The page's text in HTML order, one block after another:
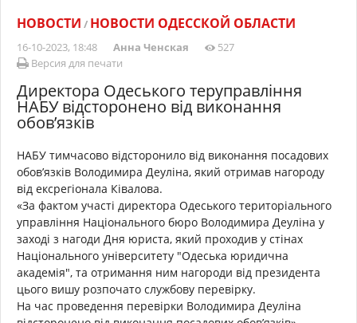
НОВОСТИ / НОВОСТИ ОДЕССКОЙ ОБЛАСТИ
16-10-2023, 18:48 Анна Ченская
527
Версия для печати
Директора Одеського теруправління
НАБУ відсторонено від виконання
обов’язків
НАБУ тимчасово відсторонило від виконання посадових
обов’язків Володимира Деуліна, який отримав нагороду
від ексрегіонала Ківалова.
«За фактом участі директора Одеського територіального
управління Національного бюро Володимира Деуліна у
заході з нагоди Дня юриста, який проходив у стінах
Національного університету "Одеська юридична
академія", та отримання ним нагороди від президента
цього вишу розпочато службову перевірку.
На час проведення перевірки Володимира Деуліна